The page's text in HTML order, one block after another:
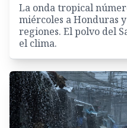
La onda tropical
miércoles a Honduras
regiones. El polvo del
el clima.